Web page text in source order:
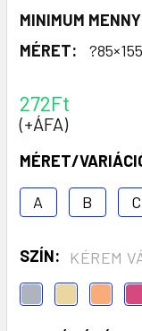
MINIMUM
MÉRET:
272Ft
(+ÁFA)
MÉRET/
A
B C
SZÍN: KÉREM